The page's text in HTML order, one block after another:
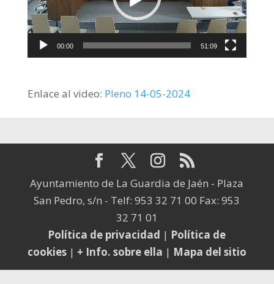
00:00 51:09
Enlace al video: Pleno 14-05-2024
Ayuntamiento de La Guardia de Jaén - Plaza
San Pedro, s/n - Telf: 953 32 71 00 Fax: 953
32 71 01
Política de privacidad | Política de
cookies| + Info. sobre ella | Mapa del sitio